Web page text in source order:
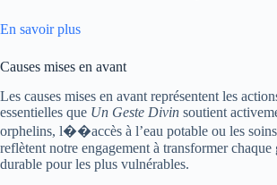
En savoir plus
Causes mises en avant
Les causes mises en avant représentent les
essentielles que Un Geste Divin soutient
orphelins, l��accès à l’eau potable ou les
reflètent notre engagement à transformer chaque
durable pour les plus vulnérables.